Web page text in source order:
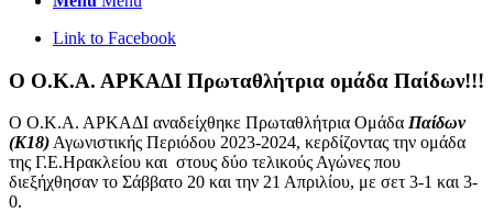
Link to Facebook
Ο Ο.Κ.Α. ΑΡΚΑΔΙ Πρωταθλήτρια ομάδα Παίδων!!!
Ο Ο.Κ.Α. ΑΡΚΑΔΙ αναδείχθηκε Πρωταθλήτρια Ομάδα Παίδων
(Κ18)Αγωνιστικής Περιόδου 2023-2024, κερδίζοντας την ομάδα
της Γ.Ε.Ηρακλείου και στους δύο τελικούς Αγώνες που
διεξήχθησαν το Σάββατο 20 και την 21 Απριλίου, με σετ 3-1 και 3-
0.